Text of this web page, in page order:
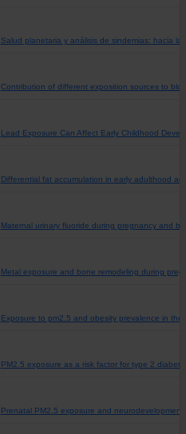
Salud planetaria y análisis de sindemias: hacia
Contribution of different exposition sources to
Lead Exposure Can Affect Early Childhood
Differential fat accumulation in early adulthood
Maternal urinary fluoride during pregnancy and
Metal exposure and bone remodeling during
Exposure to pm2.5 and obesity prevalence in the
PM2.5 exposure as a risk factor for type 2
Prenatal PM2.5 exposure and